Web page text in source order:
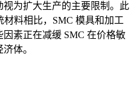
为扩大生产的主要限制。此
料相比，SMC 模具和加工
素正在减缓 SMC 在价格敏
体。